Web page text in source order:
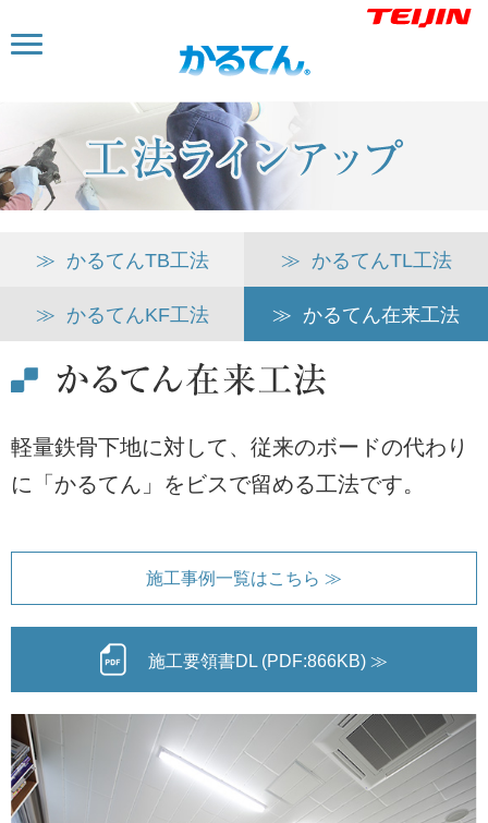
≫ かるてんTB工法 ≫ かるてんTL工法
≫ かるてんKF工法 ≫ かるてん在来工法
軽量鉄骨下地に対して、従来のボードの代わり
に「かるてん」をビスで留める工法です。
施工事例一覧はこちら ≫
施工要領書DL (PDF:866KB) ≫